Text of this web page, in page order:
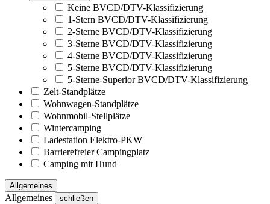
Keine BVCD/DTV-Klassifizierung
1-Stern BVCD/DTV-Klassifizierung
2-Sterne BVCD/DTV-Klassifizierung
3-Sterne BVCD/DTV-Klassifizierung
4-Sterne BVCD/DTV-Klassifizierung
5-Sterne BVCD/DTV-Klassifizierung
5-Sterne-Superior BVCD/DTV-Klassifizierung
Zelt-Standplätze
Wohnwagen-Standplätze
Wohnmobil-Stellplätze
Wintercamping
Ladestation Elektro-PKW
Barrierefreier Campingplatz
Camping mit Hund
Allgemeines
Allgemeines schließen